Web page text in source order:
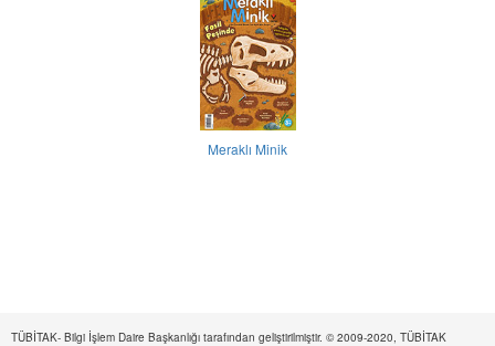
Meraklı Minik
TÜBİTAK- Bilgi İşlem Daire Başkanlığı tarafından geliştirilmiştir. © 2009-2020, TÜBİTAK